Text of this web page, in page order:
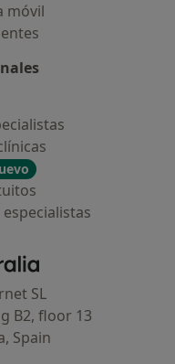
móvil
- Página de inicio
SL
B2, floor 13
Spain